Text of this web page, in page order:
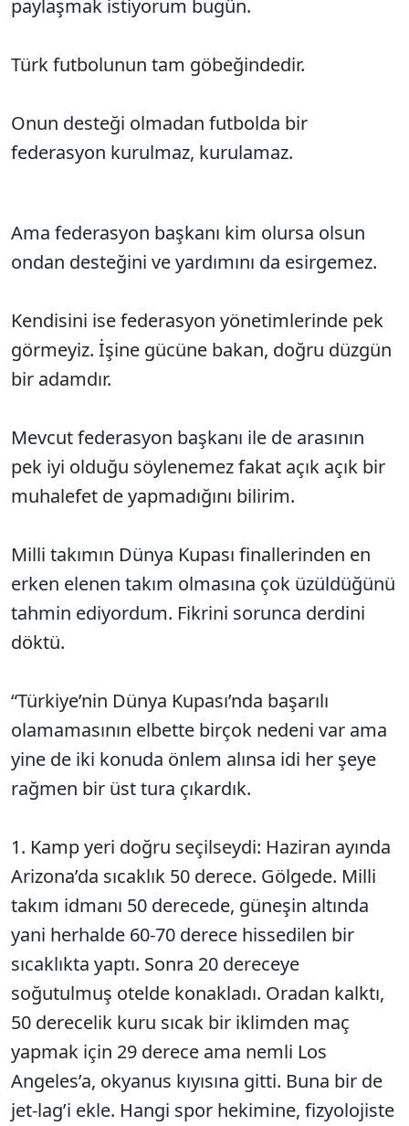
paylaşmak istiyorum bugün.
Türk futbolunun tam göbeğindedir.
Onun desteği olmadan futbolda bir
federasyon kurulmaz, kurulamaz.
Ama federasyon başkanı kim olursa olsun
ondan desteğini ve yardımını da esirgemez.
Kendisini ise federasyon yönetimlerinde pek
görmeyiz. İşine gücüne bakan, doğru düzgün
bir adamdır.
Mevcut federasyon başkanı ile de arasının
pek iyi olduğu söylenemez fakat açık açık bir
muhalefet de yapmadığını bilirim.
Milli takımın Dünya Kupası finallerinden en
erken elenen takım olmasına çok üzüldüğünü
tahmin ediyordum. Fikrini sorunca derdini
döktü.
“Türkiye’nin Dünya Kupası’nda başarılı
olamamasının elbette birçok nedeni var ama
yine de iki konuda önlem alınsa idi her şeye
rağmen bir üst tura çıkardık.
1. Kamp yeri doğru seçilseydi: Haziran ayında
Arizona’da sıcaklık 50 derece. Gölgede. Milli
takım idmanı 50 derecede, güneşin altında
yani herhalde 60-70 derece hissedilen bir
sıcaklıkta yaptı. Sonra 20 dereceye
soğutulmuş otelde konakladı. Oradan kalktı,
50 derecelik kuru sıcak bir iklimden maç
yapmak için 29 derece ama nemli Los
Angeles’a, okyanus kıyısına gitti. Buna bir de
jet-lag’i ekle. Hangi spor hekimine, fizyolojiste